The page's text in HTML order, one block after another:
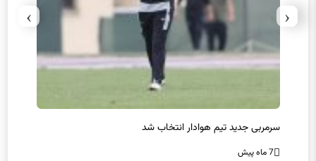
سرمربی جدید تیم هوادار انتخاب شد
7 ماه پیش